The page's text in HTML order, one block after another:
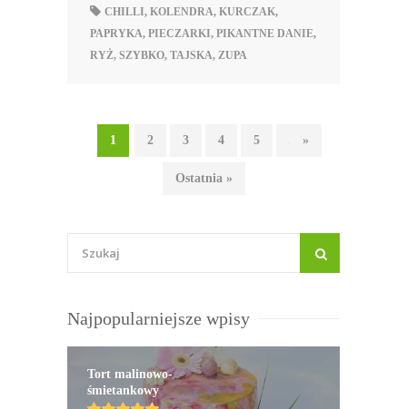
CHILLI, KOLENDRA, KURCZAK,
PAPRYKA, PIECZARKI, PIKANTNE DANIE,
RYŻ, SZYBKO, TAJSKA, ZUPA
1 2 3 4 5 »
Ostatnia »
Najpopularniejsze wpisy
Tort malinowo-
śmietankowy